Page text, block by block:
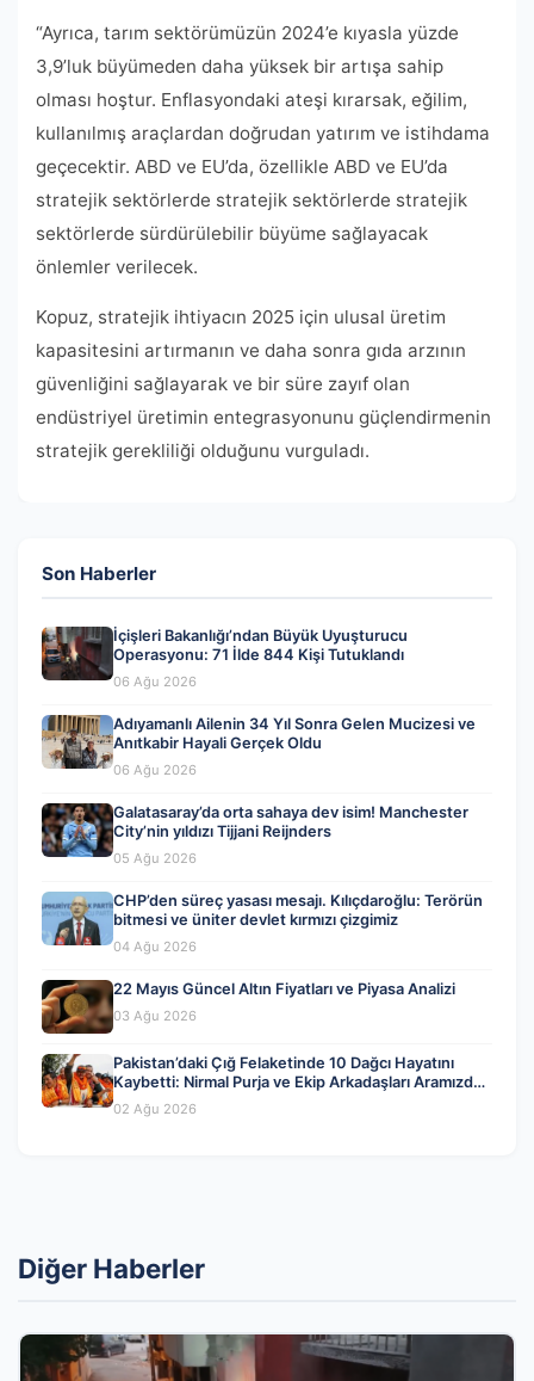
“Ayrıca, tarım sektörümüzün 2024’e kıyasla yüzde
3,9’luk büyümeden daha yüksek bir artışa sahip
olması hoştur. Enflasyondaki ateşi kırarsak, eğilim,
kullanılmış araçlardan doğrudan yatırım ve istihdama
geçecektir. ABD ve EU’da, özellikle ABD ve EU’da
stratejik sektörlerde stratejik sektörlerde stratejik
sektörlerde sürdürülebilir büyüme sağlayacak
önlemler verilecek.
Kopuz, stratejik ihtiyacın 2025 için ulusal üretim
kapasitesini artırmanın ve daha sonra gıda arzının
güvenliğini sağlayarak ve bir süre zayıf olan
endüstriyel üretimin entegrasyonunu güçlendirmenin
stratejik gerekliliği olduğunu vurguladı.
Son Haberler
İçişleri Bakanlığı’ndan Büyük Uyuşturucu
Operasyonu: 71 İlde 844 Kişi Tutuklandı
06 Ağu 2026
Adıyamanlı Ailenin 34 Yıl Sonra Gelen Mucizesi ve
Anıtkabir Hayali Gerçek Oldu
06 Ağu 2026
Galatasaray’da orta sahaya dev isim! Manchester
City’nin yıldızı Tijjani Reijnders
05 Ağu 2026
CHP’den süreç yasası mesajı. Kılıçdaroğlu: Terörün
bitmesi ve üniter devlet kırmızı çizgimiz
04 Ağu 2026
22 Mayıs Güncel Altın Fiyatları ve Piyasa Analizi
03 Ağu 2026
Pakistan’daki Çığ Felaketinde 10 Dağcı Hayatını
Kaybetti: Nirmal Purja ve Ekip Arkadaşları Aramızdan
Ayrıldı
02 Ağu 2026
Diğer Haberler